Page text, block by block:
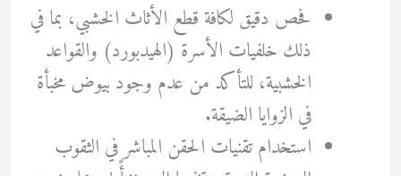
فحص دقيق لكافة قطع الأثاث الخشبي، بما في
ذلك خلفيات الأسرة (الهيدبورد) والقواعد
الخشبية، للتأكد من عدم وجود بيوض مخبأة
في الزوايا الضيقة.
استخدام تقنيات الحقن المباشر في الثقوب